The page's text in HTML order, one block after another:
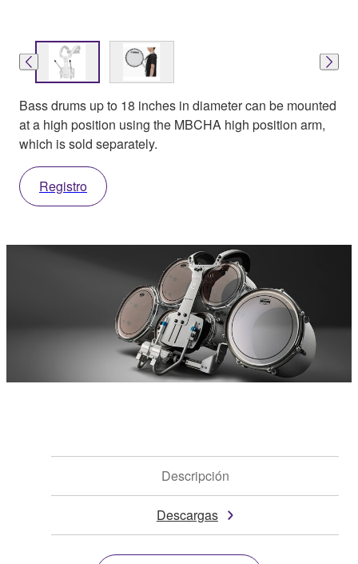
Bass drums up to 18 inches in diameter can be mounted
at a high position using the MBCHA high position arm,
which is sold separately.
Registro
Descripción
Descargas